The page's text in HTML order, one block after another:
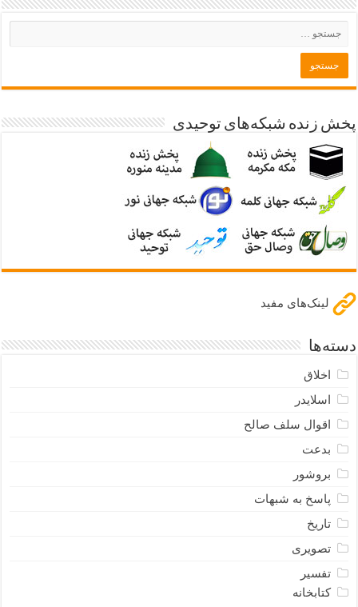
پخش زنده شبکه‌های توحیدی
لینک‌های مفید
دسته‌ها
اخلاق
اسلایدر
اقوال سلف صالح
بدعت
بروشور
پاسخ به شبهات
تاریخ
تصویری
تفسیر
کتابخانه